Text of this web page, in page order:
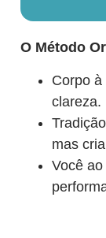
O Método
Corpo
clareza.
mas
Você